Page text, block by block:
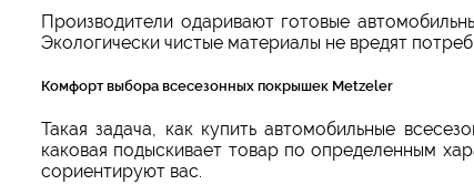
Производители одаривают готовые
Экологически чистые материалы не вредят
Комфорт выбора всесезонных покрышек Metzeler
Такая задача, как купить автомобильные
каковая подыскивает товар по определенным
сориентируют вас.